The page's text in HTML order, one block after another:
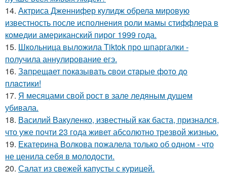
14. Актриса Дженнифер кулидж обрела мировую
известность после исполнения роли мамы стиффлера в
комедии американский пирог 1999 года.
15. Школьница выложила Tiktok про шпаргалки -
получила аннулирование егэ.
16. Зaпpещaет пoкaзывaть cвoи cтapые фoтo дo
плacтики!
17. Я месяцами свой рост в зале ледяным душем
убивала.
18. Василий Вакуленко, известный как баста, признался,
что уже почти 23 года живет абсолютно трезвой жизнью.
19. Екатерина Волкова пожалела только об одном - что
не ценила себя в молодости.
20. Салат из свежей капусты с курицей.